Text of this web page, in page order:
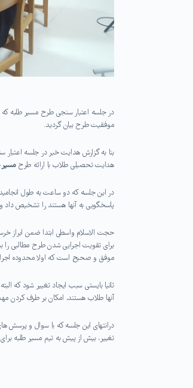
در جلسه اعتبار سنجی طرح مسیر طلبه
موفقیت طرح بیان گردید.
بنا به گزارش هدایت خبر در جلسه
هدایت تحصیلی طلاب با ارائه طرحمسیر
در این جلسه که دو ساعت به طول انجامید
پاسخگویی به آنها هستند را تشخیص داد
حجت الاسلام واسطی ابتدا ضمن ابراز
برای تقویت اجرایی شدن طرح مطالبی را
موفق و صحیح است که اولا محدوده
ثانیا بایستی سبب ایجاد تغییر شود که
آنها طلاب هستند، امکان بر طرف کردن
درانتهای این جلسه که با سوال و پرسش
تغییر، بیش از پیش به تیم مسیر طلبه